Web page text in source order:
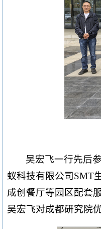
吴宏飞一行先后
蚁科技有限公司SMT
成创餐厅等园区配套
吴宏飞对成都研究院